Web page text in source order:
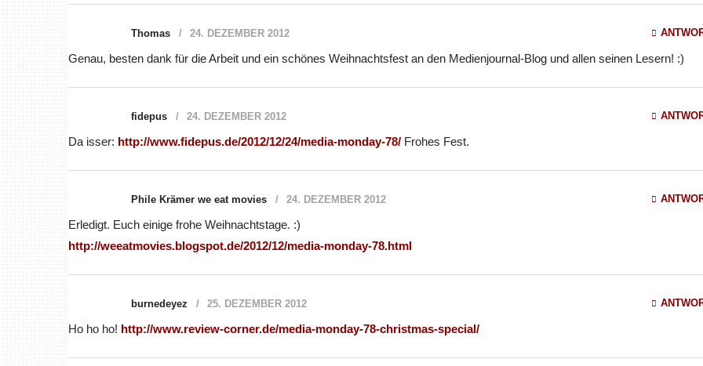
Thomas 24. DEZEMBER 2012
Genau, besten dank für die Arbeit und ein schönes Weihnachtsfest an den Medienjournal-Blog und allen seinen Lesern! :)
fidepus 24. DEZEMBER 2012
Da isser: http://www.fidepus.de/2012/12/24/media-monday-78/ Frohes Fest.
Phile Krämer we eat movies 24. DEZEMBER 2012
Erledigt. Euch einige frohe Weihnachtstage. :)
http://weeatmovies.blogspot.de/2012/12/media-monday-78.html
burnedeyez 25. DEZEMBER 2012
Ho ho ho! http://www.review-corner.de/media-monday-78-christmas-special/